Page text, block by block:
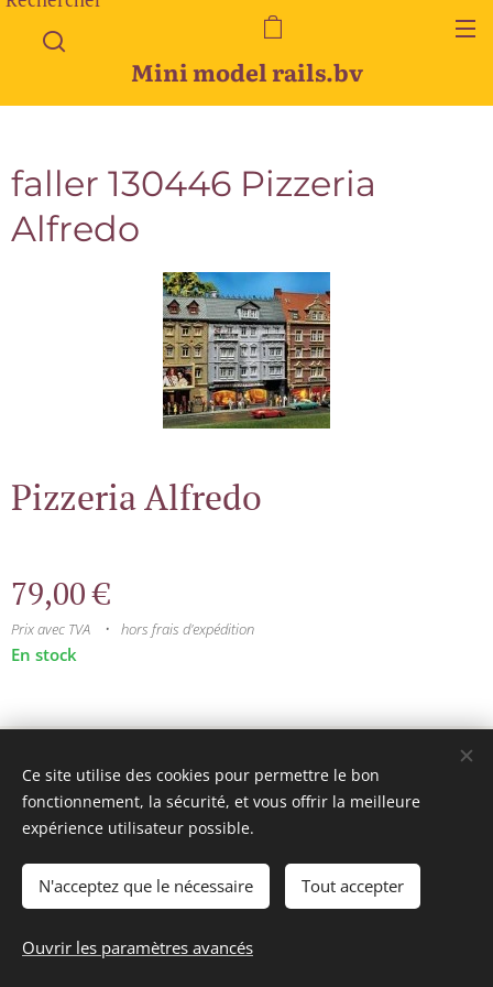
Mini model rails.bv
faller 130446 Pizzeria
Alfredo
Pizzeria Alfredo
79,00€
Prix avec TVA hors frais d'expédition
En stock
Ajouter au panier
mini model rails
Langues
Français
Nederlands
Ce site utilise des cookies pour permettre le bon
fonctionnement, la sécurité, et vous offrir la meilleure
expérience utilisateur possible.
N'acceptez que le nécessaire Tout accepter
Ouvrir les paramètres avancés